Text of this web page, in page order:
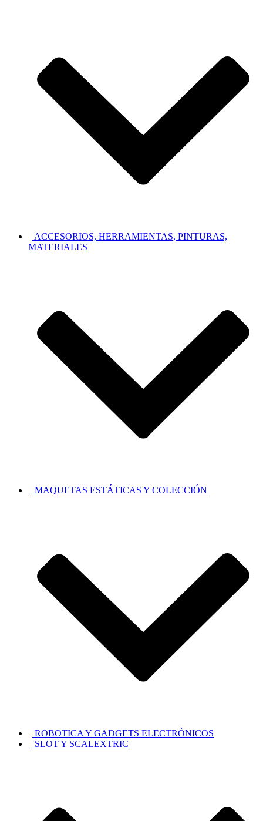
ACCESORIOS, HERRAMIENTAS, PINTURAS,
MATERIALES
MAQUETAS ESTÁTICAS Y COLECCIÓN
ROBOTICA Y GADGETS ELECTRÓNICOS
SLOT Y SCALEXTRIC